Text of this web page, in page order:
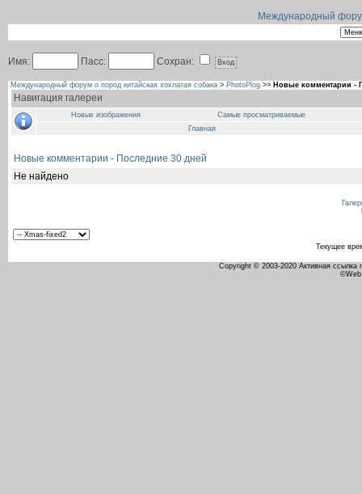
Международный
Имя: Пасс: Сохран:
Международный форум о пород китайская хохлатая собака > PhotoPlog >> Новые комментарии -
Навигация галереи
Новые изображения
Самые просматриваемые
Главная
Новые комментарии - Последние 30 дней
Не найдено
Текущее
Copyright © 2003-2020 Активная ссылка